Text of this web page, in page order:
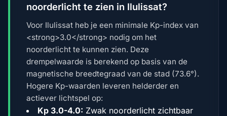
noorderlicht te zien in Ilulissat?
Voor Ilulissat heb je een minimale Kp-index van
<strong>3.0</strong> nodig om het
noorderlicht te kunnen zien. Deze
drempelwaarde is berekend op basis van de
magnetische breedtegraad van de stad (73.6°).
Hogere Kp-waarden leveren helderder en
actiever lichtspel op:
Kp 3.0-4.0: Zwak noorderlicht zichtbaar